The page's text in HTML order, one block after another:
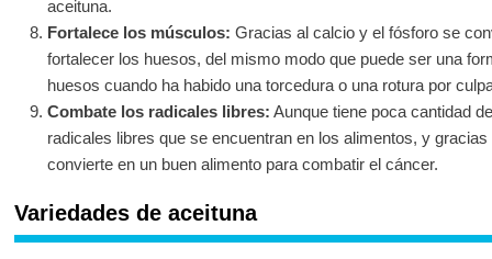
aceituna.
Fortalece los músculos: Gracias al calcio y el fósforo se
fortalecer los huesos, del mismo modo que puede ser una
huesos cuando ha habido una torcedura o una rotura por
Combate los radicales libres: Aunque tiene poca cantidad
radicales libres que se encuentran en los alimentos, y
convierte en un buen alimento para combatir el cáncer.
Variedades de aceituna